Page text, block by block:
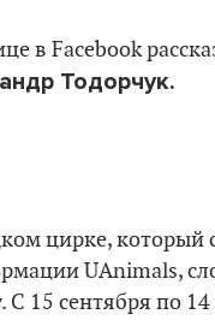
в Facebook
Тодорчук.
цирке, который
UAnimals,
15 сентября по